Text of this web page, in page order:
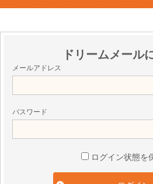
ドリームメール
メールアドレス
パスワード
ログイン状態を